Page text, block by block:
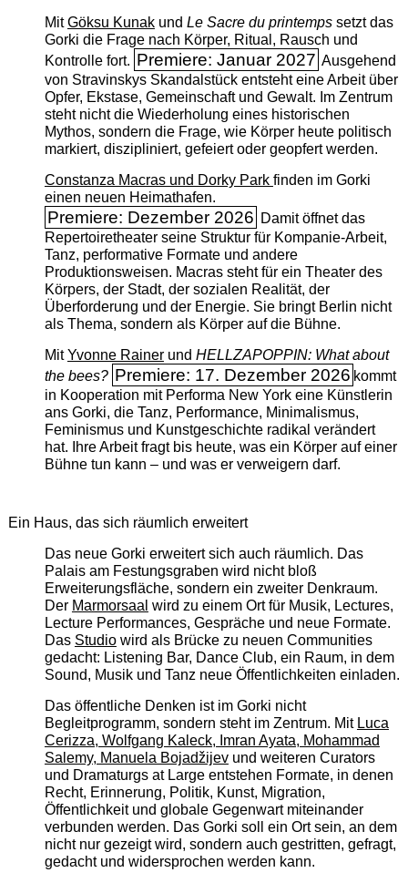
MitGöksu Kunakund Le Sacre du printempssetzt das
Gorki die Frage nach Körper, Ritual, Rausch und
Kontrolle fort. Premiere: Januar 2027 Ausgehend
von Stravinskys Skandalstück entsteht eine Arbeit über
Opfer, Ekstase, Gemeinschaft und Gewalt. Im Zentrum
steht nicht die Wiederholung eines historischen
Mythos, sondern die Frage, wie Körper heute politisch
markiert, diszipliniert, gefeiert oder geopfert werden.
Constanza Macras und Dorky Park finden im Gorki
einen neuen Heimathafen.
Premiere: Dezember 2026 Damit öffnet das
Repertoiretheater seine Struktur für Kompanie-Arbeit,
Tanz, performative Formate und andere
Produktionsweisen. Macras steht für ein Theater des
Körpers, der Stadt, der sozialen Realität, der
Überforderung und der Energie. Sie bringt Berlin nicht
als Thema, sondern als Körper auf die Bühne.
MitYvonne Rainerund HELLZAPOPPIN: What about
the bees? Premiere: 17. Dezember 2026 kommt
in Kooperation mit Performa New York eine Künstlerin
ans Gorki, die Tanz, Performance, Minimalismus,
Feminismus und Kunstgeschichte radikal verändert
hat. Ihre Arbeit fragt bis heute, was ein Körper auf einer
Bühne tun kann – und was er verweigern darf.
Ein Haus, das sich räumlich erweitert
Das neue Gorki erweitert sich auch räumlich. Das
Palais am Festungsgraben wird nicht bloß
Erweiterungsfläche, sondern ein zweiter Denkraum.
Der Marmorsaal wird zu einem Ort für Musik, Lectures,
Lecture Performances, Gespräche und neue Formate.
Das Studiowird als Brücke zu neuen Communities
gedacht: Listening Bar, Dance Club, ein Raum, in dem
Sound, Musik und Tanz neue Öffentlichkeiten einladen.
Das öffentliche Denken ist im Gorki nicht
Begleitprogramm, sondern steht im Zentrum. Mit Luca
Cerizza, Wolfgang Kaleck, Imran Ayata, Mohammad
Salemy, Manuela Bojadžijevund weiteren Curators
und Dramaturgs at Large entstehen Formate, in denen
Recht, Erinnerung, Politik, Kunst, Migration,
Öffentlichkeit und globale Gegenwart miteinander
verbunden werden. Das Gorki soll ein Ort sein, an dem
nicht nur gezeigt wird, sondern auch gestritten, gefragt,
gedacht und widersprochen werden kann.